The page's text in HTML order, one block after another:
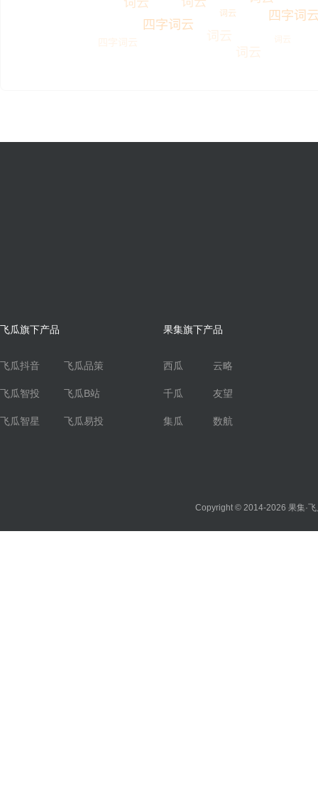
飞瓜旗下产品
飞瓜抖音 飞瓜品策
飞瓜智投 飞瓜B站
飞瓜智星 飞瓜易投
果集旗下产品
西瓜 云略
千瓜 友望
集瓜 数航
Copyright © 2014-2026 果集·